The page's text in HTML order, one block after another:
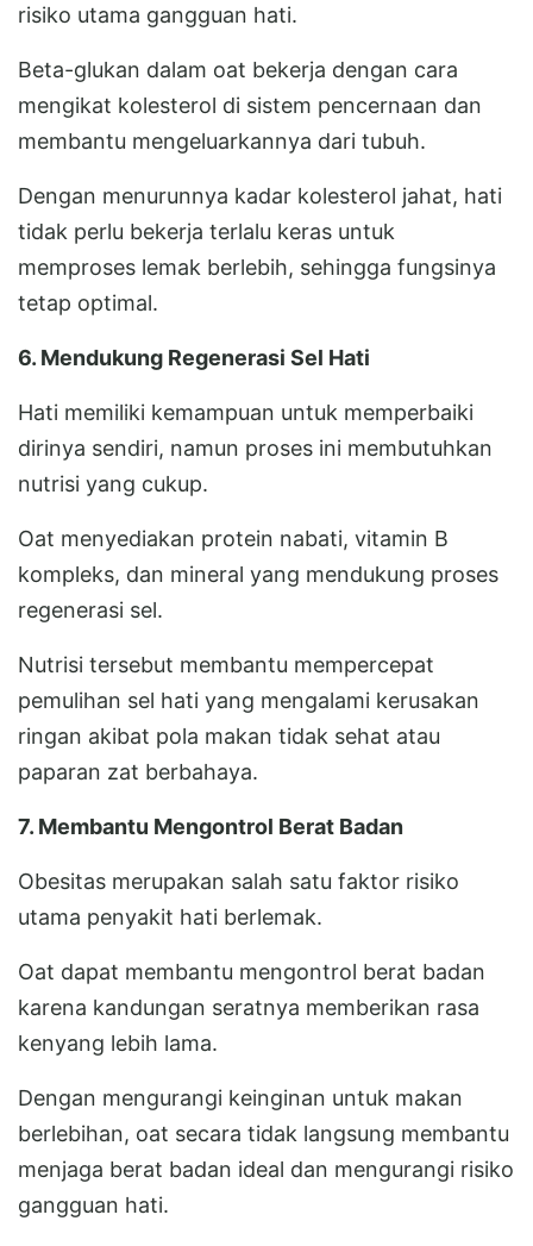
risiko utama gangguan hati.
Beta-glukan dalam oat bekerja dengan cara
mengikat kolesterol di sistem pencernaan dan
membantu mengeluarkannya dari tubuh.
Dengan menurunnya kadar kolesterol jahat, hati
tidak perlu bekerja terlalu keras untuk
memproses lemak berlebih, sehingga fungsinya
tetap optimal.
6. Mendukung Regenerasi Sel Hati
Hati memiliki kemampuan untuk memperbaiki
dirinya sendiri, namun proses ini membutuhkan
nutrisi yang cukup.
Oat menyediakan protein nabati, vitamin B
kompleks, dan mineral yang mendukung proses
regenerasi sel.
Nutrisi tersebut membantu mempercepat
pemulihan sel hati yang mengalami kerusakan
ringan akibat pola makan tidak sehat atau
paparan zat berbahaya.
7. Membantu Mengontrol Berat Badan
Obesitas merupakan salah satu faktor risiko
utama penyakit hati berlemak.
Oat dapat membantu mengontrol berat badan
karena kandungan seratnya memberikan rasa
kenyang lebih lama.
Dengan mengurangi keinginan untuk makan
berlebihan, oat secara tidak langsung membantu
menjaga berat badan ideal dan mengurangi risiko
gangguan hati.